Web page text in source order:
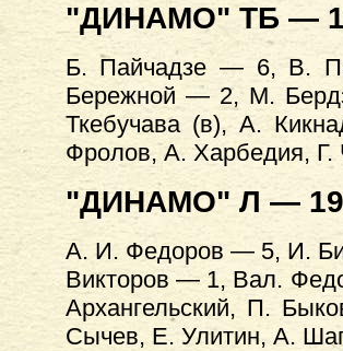
"ДИНАМО" ТБ —
Б. Пайчадзе — 6, В.
Бережной — 2, М.
Ткебучава (в), А.
Фролов, А. Харбедия,
"ДИНАМО" Л —
А. И. Федоров — 5, И.
Викторов — 1, Вал.
Архангельский, П.
Сычев, Е. Улитин, А.